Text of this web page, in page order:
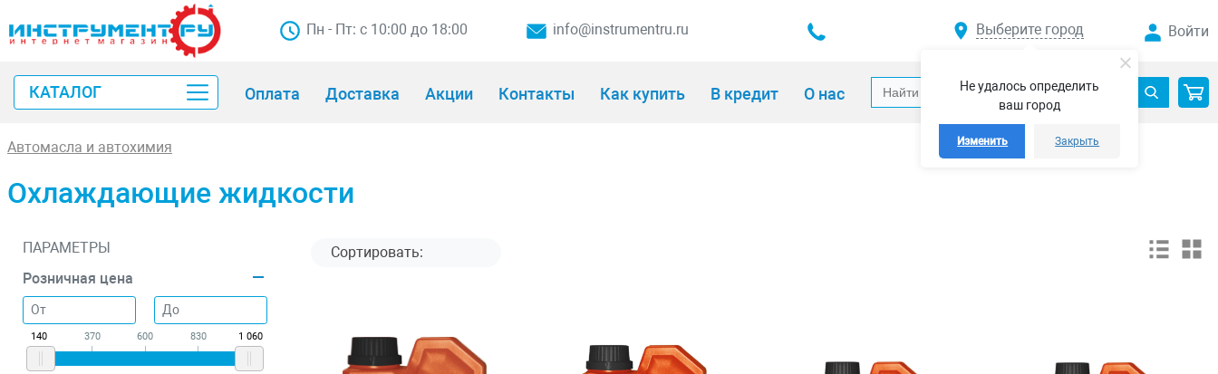
Не удалось определить
ваш город
Изменить Закрыть
Пн - Пт: с 10:00 до 18:00 info@instrumentru.ru Выберите город Войти
КАТАЛОГ Оплата Доставка Акции Контакты Как купить В кредит О нас
Автомасла и автохимия
Охлаждающие жидкости
ПАРАМЕТРЫ
Розничная цена
140 370 600 830 1 060